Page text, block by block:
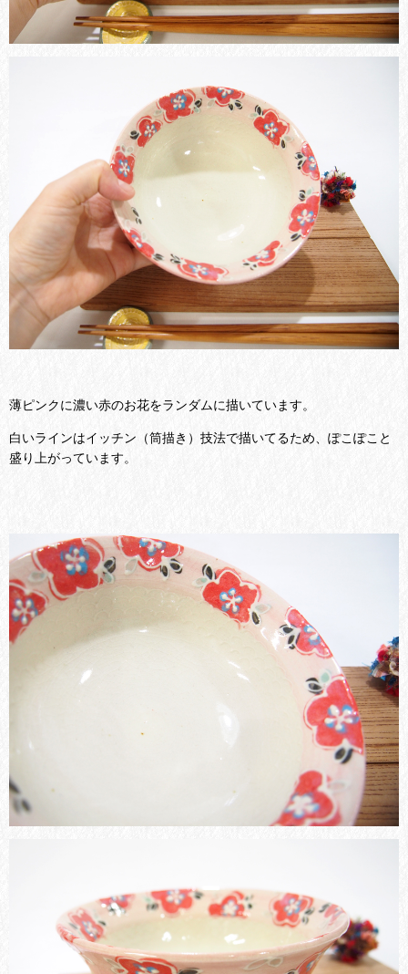
薄ピンクに濃い赤のお花をランダムに描いています。
白いラインはイッチン（筒描き）技法で描いてるため、ぽこぽこと
盛り上がっています。